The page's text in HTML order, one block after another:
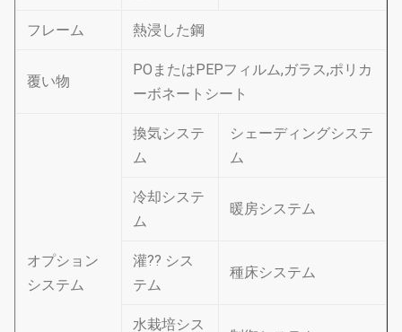
フレーム 熱浸した鋼
覆い物
POまたはPEPフィルム,ガラス,ポリカ
ーボネートシート
オプション
システム
換気システ
ム
シェーディングシステ
ム
冷却システ
ム
暖房システム
灌?? シス
テム
種床システム
水栽培シス